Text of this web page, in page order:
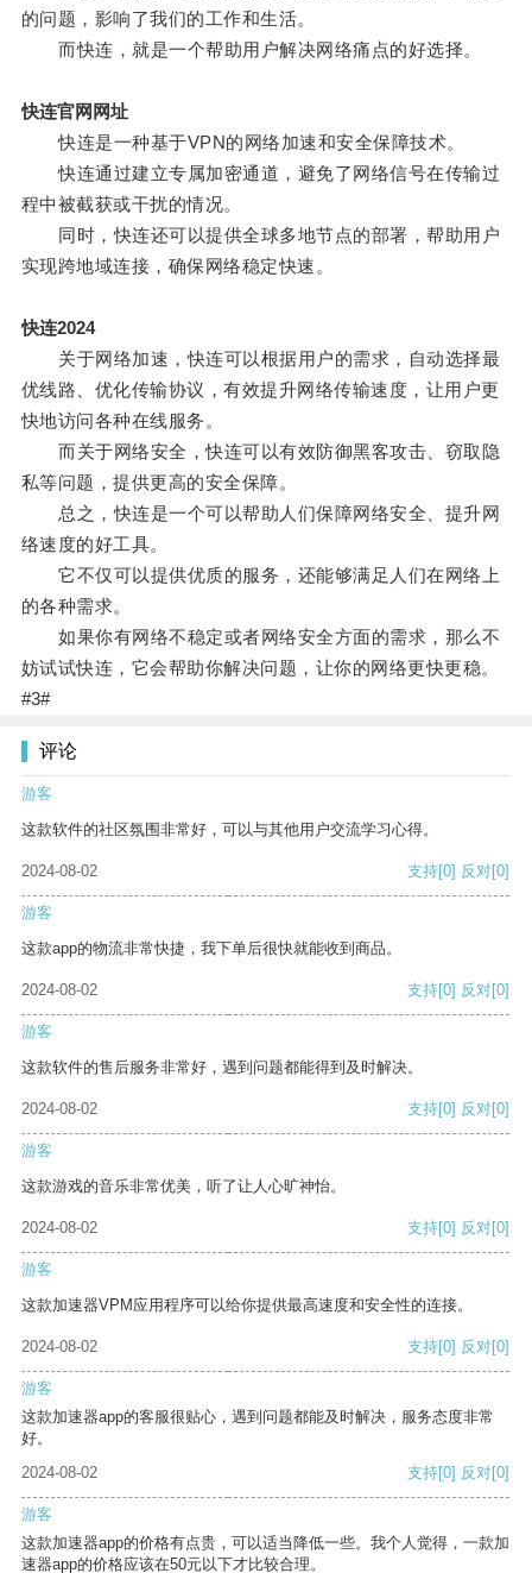
的问题，影响了我们的工作和生活。
而快连，就是一个帮助用户解决网络痛点的好选择。
快连官网网址
快连是一种基于VPN的网络加速和安全保障技术。
快连通过建立专属加密通道，避免了网络信号在传输过
程中被截获或干扰的情况。
同时，快连还可以提供全球多地节点的部署，帮助用户
实现跨地域连接，确保网络稳定快速。
快连2024
关于网络加速，快连可以根据用户的需求，自动选择最
优线路、优化传输协议，有效提升网络传输速度，让用户更
快地访问各种在线服务。
而关于网络安全，快连可以有效防御黑客攻击、窃取隐
私等问题，提供更高的安全保障。
总之，快连是一个可以帮助人们保障网络安全、提升网
络速度的好工具。
它不仅可以提供优质的服务，还能够满足人们在网络上
的各种需求。
如果你有网络不稳定或者网络安全方面的需求，那么不
妨试试快连，它会帮助你解决问题，让你的网络更快更稳。
#3#
评论
游客
这款软件的社区氛围非常好，可以与其他用户交流学习心得。
2024-08-02 支持[0] 反对[0]
游客
这款app的物流非常快捷，我下单后很快就能收到商品。
2024-08-02 支持[0] 反对[0]
游客
这款软件的售后服务非常好，遇到问题都能得到及时解决。
2024-08-02 支持[0] 反对[0]
游客
这款游戏的音乐非常优美，听了让人心旷神怡。
2024-08-02 支持[0] 反对[0]
游客
这款加速器VPM应用程序可以给你提供最高速度和安全性的连接。
2024-08-02 支持[0] 反对[0]
游客
这款加速器app的客服很贴心，遇到问题都能及时解决，服务态度非常
好。
2024-08-02
支持[0] 反对[0]
游客
这款加速器app的价格有点贵，可以适当降低一些。我个人觉得，一款加
速器app的价格应该在50元以下才比较合理。